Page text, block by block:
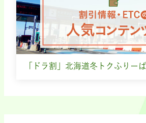
「ドラ割」北海道冬トクふりー